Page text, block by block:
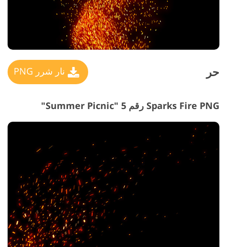
حر نار شرر PNG
Sparks Fire PNG رقم 5 "Summer Picnic"